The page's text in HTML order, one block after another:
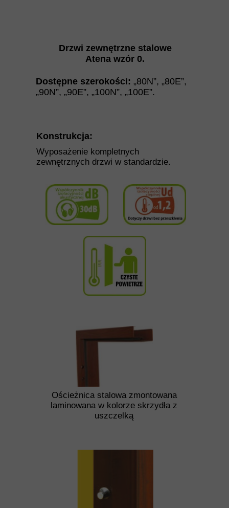
Wyposażenie kompletnych
zewnętrznych drzwi w standardzie.
Ościeżnica stalowa zmontowana
laminowana w kolorze skrzydła z
uszczelką
Konstrukcja:
Drzwi zewnętrzne stalowe
Atena wzór 0.
Dostępne szerokości: „80N”, „80E”,
„90N”, „90E”, „100N”, „100E”.